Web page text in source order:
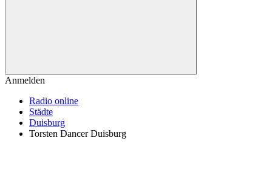
Anmelden
Radio online
Städte
Duisburg
Torsten Dancer Duisburg